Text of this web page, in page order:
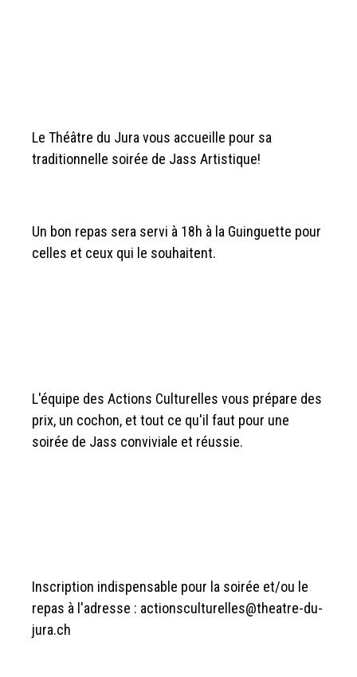
Le Théâtre du Jura vous accueille pour sa
traditionnelle soirée de Jass Artistique!
Un bon repas sera servi à 18h à la Guinguette pour
celles et ceux qui le souhaitent.
L'équipe des Actions Culturelles vous prépare des
prix, un cochon, et tout ce qu'il faut pour une
soirée de Jass conviviale et réussie.
Inscription indispensable pour la soirée et/ou le
repas à l'adresse : actionsculturelles@theatre-du-
jura.ch